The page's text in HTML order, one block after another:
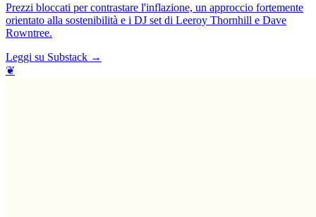
Prezzi bloccati per contrastare l'inflazione, un approccio fortemente
orientato alla sostenibilità e i DJ set di Leeroy Thornhill e Dave
Rowntree.
Leggi su Substack →
❦